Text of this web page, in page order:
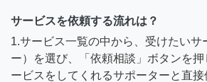
サービスを依頼する流れは？
1.サービス一覧の中から、受けたいサ
ー）を選び、「依頼相談」ボタンを
ービスをしてくれるサポーターと直